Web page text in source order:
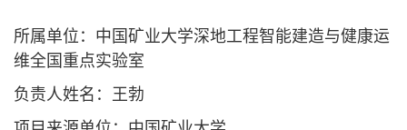
所属单位：中国矿业大学深地工程智能建造与健康运
维全国重点实验室
负责人姓名：王勃